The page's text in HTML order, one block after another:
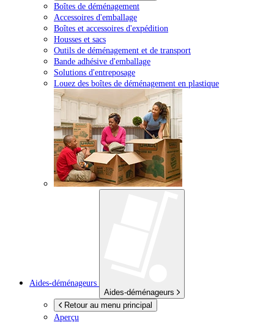
Boîtes de déménagement
Accessoires d'emballage
Boîtes et accessoires d'expédition
Housses et sacs
Outils de déménagement et de transport
Bande adhésive d'emballage
Solutions d'entreposage
Louez des boîtes de déménagement en plastique
Aides-déménageurs
Aides-déménageurs
Retour au menu principal
Aperçu